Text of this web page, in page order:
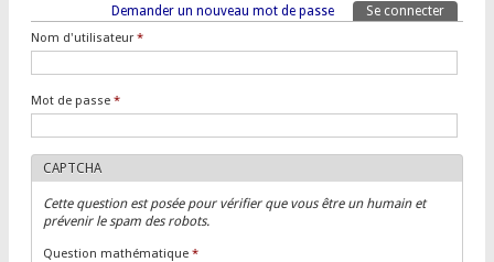
Onglets principaux Se connecter
Demander un nouveau mot de passe
Tertiary tabs
Nom d'utilisateur*
Mot de passe *
CAPTCHA
Cette question est posée pour vérifier que vous être un humain et
prévenir le spam des robots.
Question mathématique *